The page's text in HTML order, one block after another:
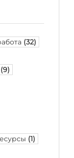
(32)
(9)
(1)